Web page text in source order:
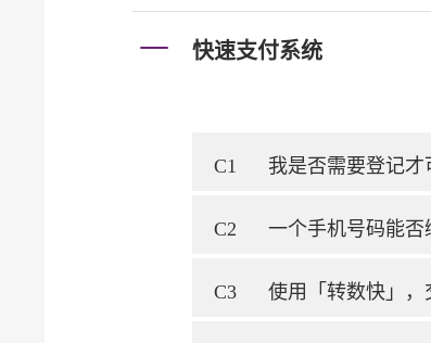
快速支付系统
C1 我是否需要登记才
C2 一个手机号码能否
C3 使用「转数快」，